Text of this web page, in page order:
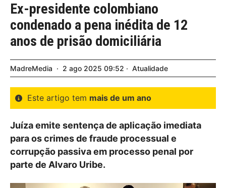
Ex-presidente colombiano
condenado a pena inédita de 12
anos de prisão domiciliária
MadreMedia 2 ago 2025 09:52 Atualidade
Este artigo tem mais de um ano
Juíza emite sentença de aplicação imediata
para os crimes de fraude processual e
corrupção passiva em processo penal por
parte de Alvaro Uribe.